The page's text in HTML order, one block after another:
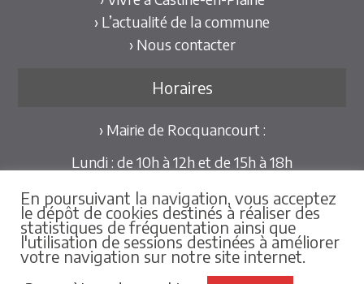
› L’actualité de la commune
› Nous contacter
Horaires
› Mairie de Rocquancourt :
Lundi : de 10h à 12h et de 15h à 18h
Mercredi et Vendredi : de 09h30 à 12h
Pour les mairies déléguées de Hubert-Folie et
Tilly-la-Campagne :
sur rdv au 02.31.79.86.25
En poursuivant la navigation, vous acceptez
le dépôt de cookies destinés à réaliser des
statistiques de fréquentation ainsi que
l'utilisation de sessions destinées à améliorer
votre navigation sur notre site internet.